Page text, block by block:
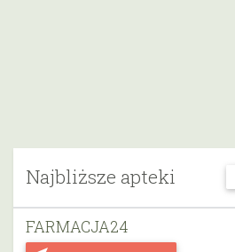
Najbliższe apteki
FARMACJA24